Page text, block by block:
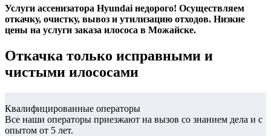
Услуги ассенизатора Hyundai недорого! Осуществляем
откачку, очистку, вывоз и утилизацию отходов. Низкие
цены на услуги заказа илососа в Можайске.
Откачка только исправными и
чистыми илососами
Квалифицированные операторы
Все наши операторы приезжают на вызов со знанием дела и с
опытом от 5 лет.